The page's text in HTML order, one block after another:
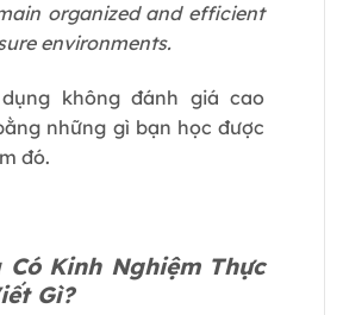
organized and efficient
environments.
không đánh giá cao
những gì bạn học được
đó.
Có Kinh Nghiệm Thực
Gì?